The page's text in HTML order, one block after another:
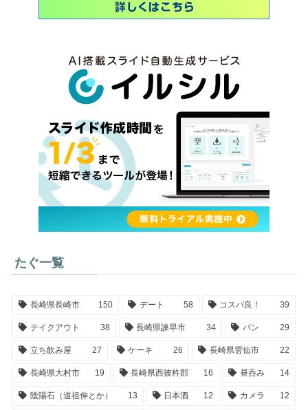
たぐ一覧
長崎県長崎市 150 デート 58 コスパ良！ 39
テイクアウト 38 長崎県諫早市 34 パン 29
立ち飲み屋 27 ケーキ 26 長崎県雲仙市 22
長崎県大村市 19 長崎県西彼杵郡 16 昼呑み 14
陰陽石（道祖伸とか） 13 日本酒 12 カメラ 12